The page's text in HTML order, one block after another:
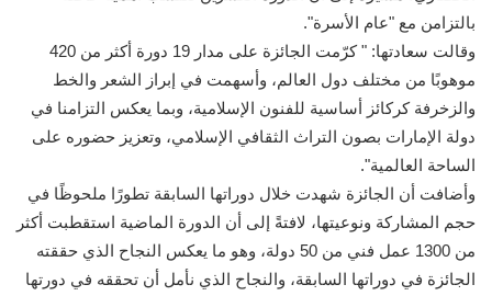
بالتزامن مع "عام الأسرة".
وقالت سعادتها: " كرّمت الجائزة على مدار 19 دورة أكثر من 420
موهوبًا من مختلف دول العالم، وأسهمت في إبراز الشعر والخط
والزخرفة كركائز أساسية للفنون الإسلامية، وبما يعكس التزامنا في
دولة الإمارات بصون التراث الثقافي الإسلامي، وتعزيز حضوره على
الساحة العالمية".
وأضافت أن الجائزة شهدت خلال دوراتها السابقة تطورًا ملحوظًا في
حجم المشاركة ونوعيتها، لافتةً إلى أن الدورة الماضية استقطبت أكثر
من 1300 عمل فني من 50 دولة، وهو ما يعكس النجاح الذي حققته
الجائزة في دوراتها السابقة، والنجاح الذي نأمل أن تحققه في دورتها